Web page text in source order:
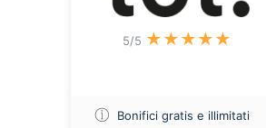
★★★★★
5/5
Bonifici gratis e illimitati